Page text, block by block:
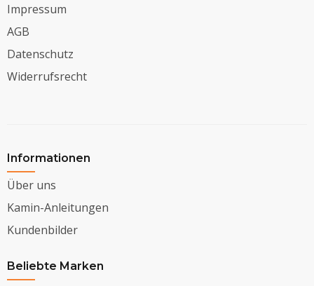
Impressum
AGB
Datenschutz
Widerrufsrecht
Informationen
Über uns
Kamin-Anleitungen
Kundenbilder
Beliebte Marken